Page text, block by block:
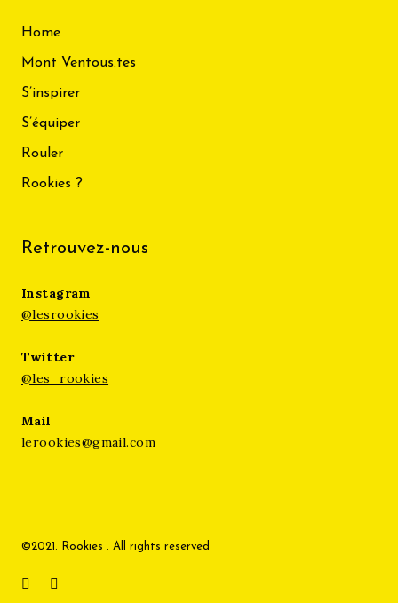
Home
Mont Ventous.tes
S’inspirer
S’équiper
Rouler
Rookies ?
Retrouvez-nous
Instagram
@lesrookies
Twitter
@les_rookies
Mail
lerookies@gmail.com
©2021. Rookies . All rights reserved
Instagram